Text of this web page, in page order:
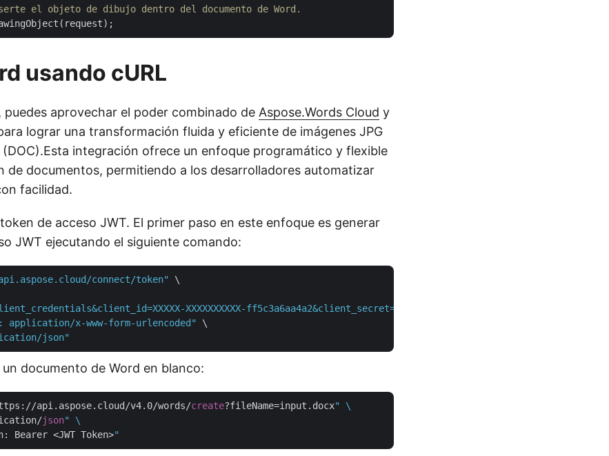
el objeto de dibujo dentro del documento de Word.
usando cURL
aprovechar el poder combinado de Aspose.Words Cloud y
lograr una transformación fluida y eficiente de imágenes JPG
integración ofrece un enfoque programático y flexible
de documentos, permitiendo a los desarrolladores automatizar
facilidad.
de acceso JWT. El primer paso en este enfoque es generar
JWT ejecutando el siguiente comando:
connect/token"
\
XXXXXXXXXX-ff5c3a6aa4a2&client_secret=XXXXXXXXXXXXXXX"
application/x-www-form-urlencoded"
\
json"
documento de Word en blanco:
api.aspose.cloud/v4.0/words/create?fileName=input.docx" \
json" \
Bearer <JWT Token>